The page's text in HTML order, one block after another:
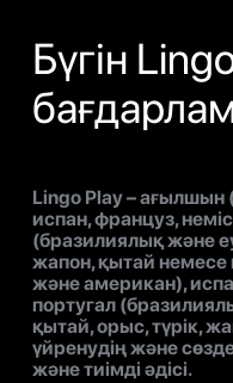
Бүгін
Lingo Play –
испан, француз,
(бразилиялық және
жапон, қытай
және американ),
португал
қытай, орыс, түрік,
үйренудің және
және тиімді әдісі.